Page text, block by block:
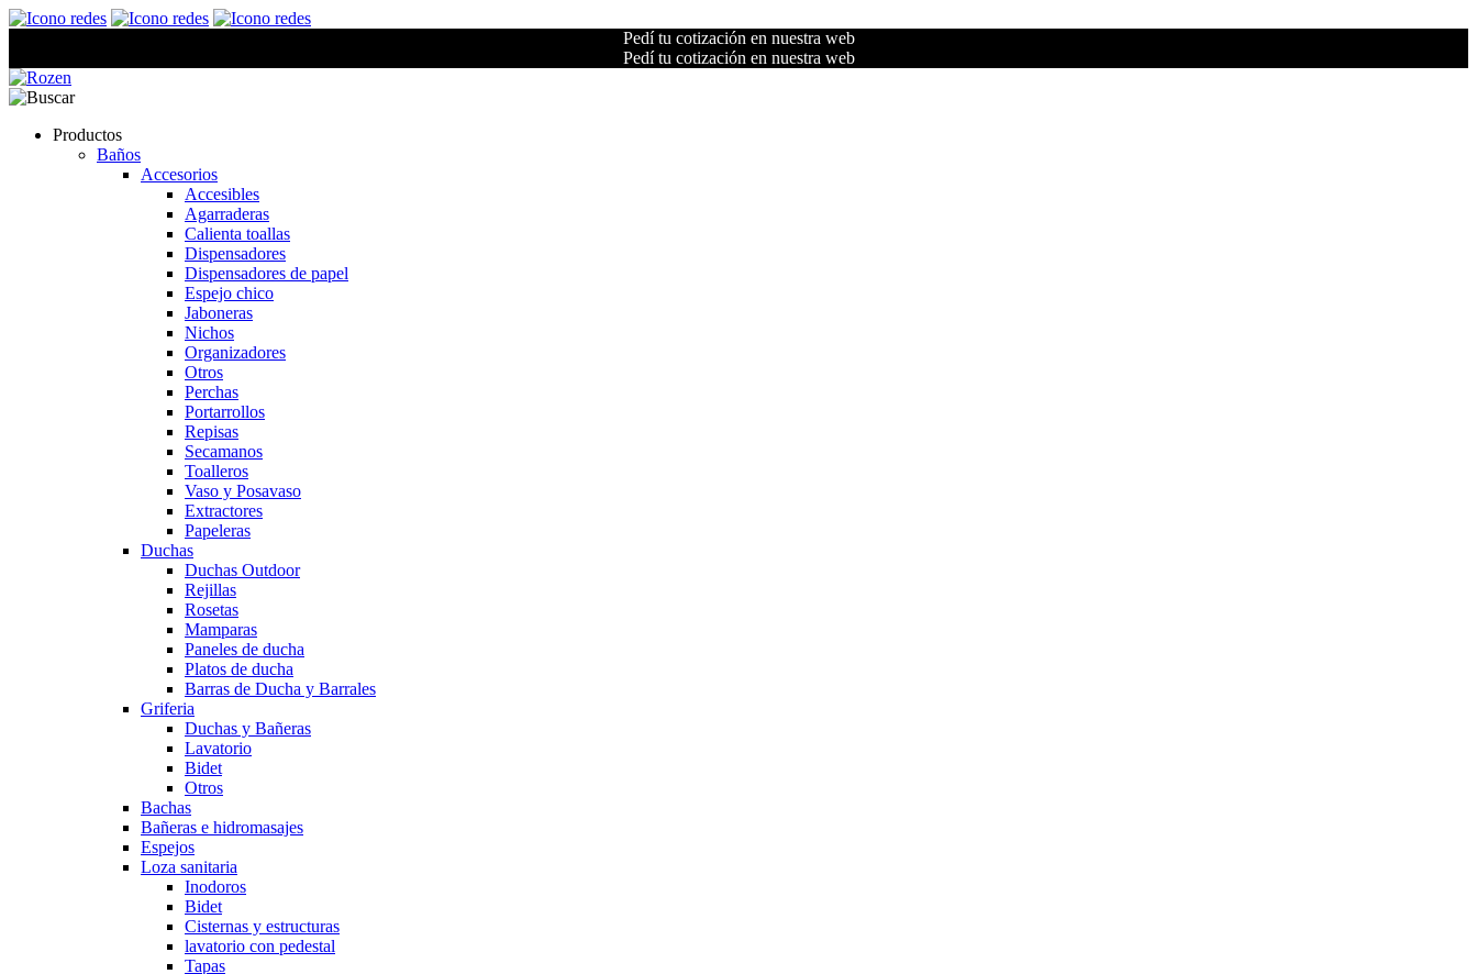
Pedí tu cotización en nuestra web
Pedí tu cotización en nuestra web
Productos
Baños
Accesorios
Accesibles
Agarraderas
Calienta toallas
Dispensadores
Dispensadores de papel
Espejo chico
Jaboneras
Nichos
Organizadores
Otros
Perchas
Portarrollos
Repisas
Secamanos
Toalleros
Vaso y Posavaso
Extractores
Papeleras
Duchas
Duchas Outdoor
Rejillas
Rosetas
Mamparas
Paneles de ducha
Platos de ducha
Barras de Ducha y Barrales
Griferia
Duchas y Bañeras
Lavatorio
Bidet
Otros
Bachas
Bañeras e hidromasajes
Espejos
Loza sanitaria
Inodoros
Bidet
Cisternas y estructuras
lavatorio con pedestal
Tapas